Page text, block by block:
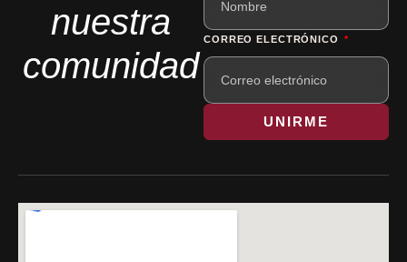
nuestra
comunidad
CORREO ELECTRÓNICO
UNIRME